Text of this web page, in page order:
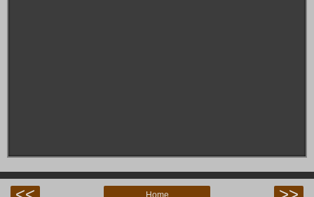
Home